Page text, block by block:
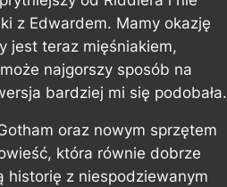
z Edwardem. Mamy okazję
jest teraz mięśniakiem,
najgorszy sposób na
bardziej mi się podobała.
oraz nowym sprzętem
która równie dobrze
historię z niespodziewanym